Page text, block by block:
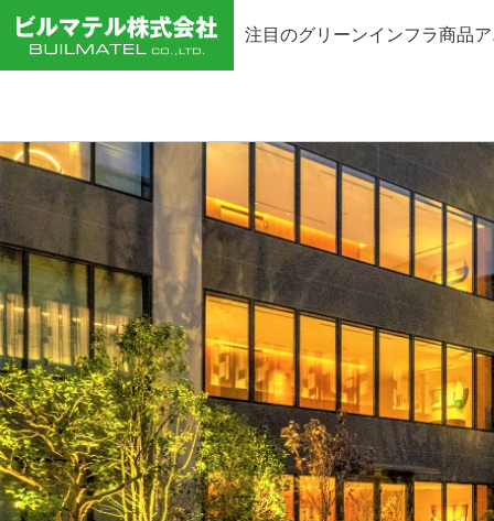
注目のグリーンインフラ商品